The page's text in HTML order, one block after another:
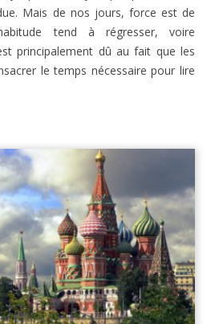
Mais de nos jours, force est de
tend à régresser, voire
principalement dû au fait que les
le temps nécessaire pour lire